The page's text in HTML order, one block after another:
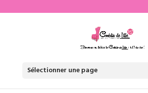
Sélectionner une page